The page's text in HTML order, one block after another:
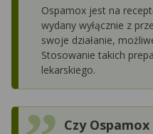
Ospamox jest na
wydany wyłącznie z
swoje działanie,
Stosowanie takich
lekarskiego.
Czy